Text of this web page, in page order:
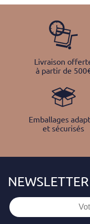
Livraison
à partir de
Emballages
et sécurisés